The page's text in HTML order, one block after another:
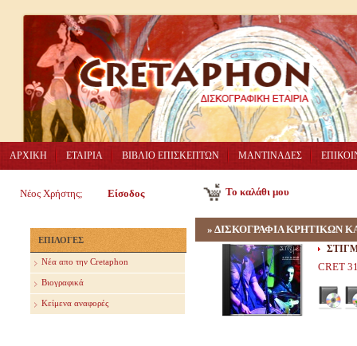
ΑΡΧΙΚΗ ΕΤΑΙΡΙΑ ΒΙΒΛΙΟ ΕΠΙΣΚΕΠΤΩΝ ΜΑΝΤΙΝΑΔΕΣ
Νέος Χρήστης; Είσοδος Το καλάθι μου
ΕΠΙΛΟΓΕΣ
Nέα απο την Cretaphon
Βιογραφικά
Κείμενα αναφορές
» ΔΙΣΚΟΓΡΑΦΙΑ ΚΡΗΤΙΚΩΝ
CRET